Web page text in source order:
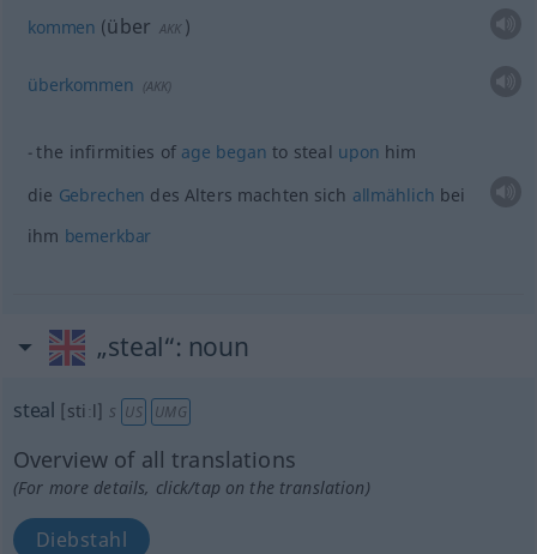
kommen (über AKK )
überkommen (AKK)
the infirmities of age began to steal upon him
die Gebrechen des Alters machten sich allmählich bei
ihm bemerkbar
„steal“: noun
steal [stiːl] s US UMG
Overview of all translations
(For more details, click/tap on the translation)
Diebstahl